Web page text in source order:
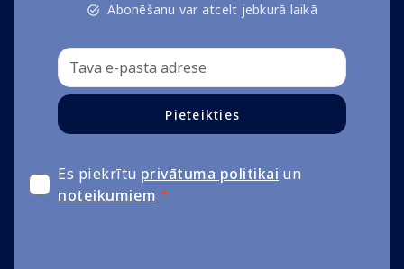
Abonēšanu var atcelt jebkurā laikā
Pieteikties
Es piekrītu privātuma politikai un
noteikumiem *